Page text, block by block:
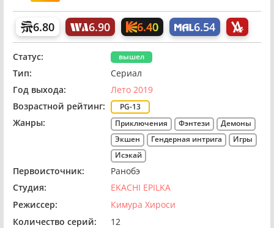
6.80 6.90 6.40 6.54
Статус: вышел
Тип:
Сериал
Год выхода:
Лето 2019
Возрастной рейтинг:
PG-13
Жанры: Приключения Фэнтези
Демоны
Экшен
Гендерная интрига
Игры
Исэкай
Первоисточник:
Ранобэ
Студия:
EKACHI EPILKA
Режиссер:
Кимура Хироси
Количество серий:
12